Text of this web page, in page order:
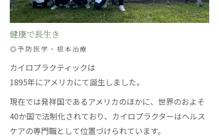
健康で長生き
◎予防医学・根本治療
カイロプラクティックは
1895年にアメリカにて誕生しました。
現在では発祥国であるアメリカのほかに、世界のおよそ
40か国で法制化されており、カイロプラクターはヘルス
ケアの専門職として位置づけられています。